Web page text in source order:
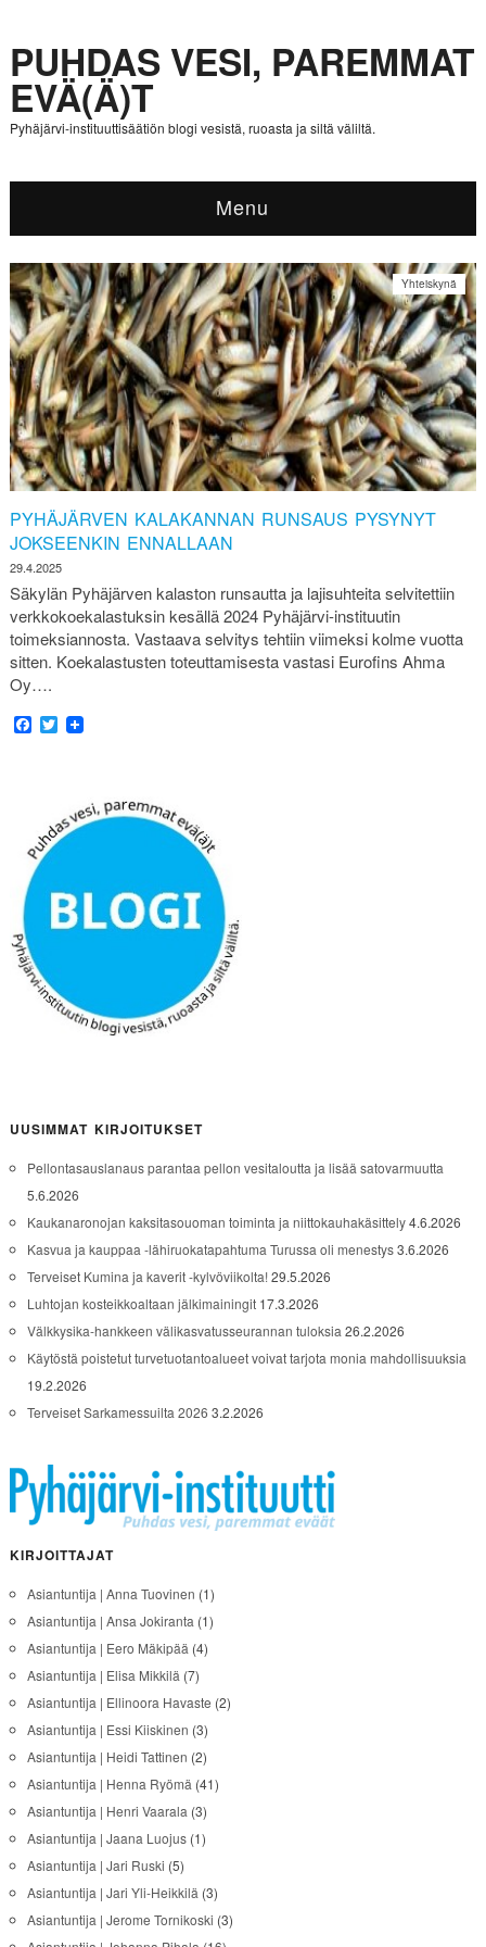
PUHDAS VESI, PAREMMAT
EVÄ(Ä)T
Pyhäjärvi-instituuttisäätiön blogi vesistä, ruoasta ja siltä väliltä.
Menu
PYHÄJÄRVEN KALAKANNAN RUNSAUS PYSYNYT
JOKSEENKIN ENNALLAAN
29.4.2025
Yhteiskynä
Säkylän Pyhäjärven kalaston runsautta ja lajisuhteita selvitettiin
verkkokoekalastuksin kesällä 2024 Pyhäjärvi-instituutin
toimeksiannosta. Vastaava selvitys tehtiin viimeksi kolme vuotta
sitten. Koekalastusten toteuttamisesta vastasi Eurofins Ahma
Oy….
Facebook
Twitter
UUSIMMAT KIRJOITUKSET
Pellontasauslanaus parantaa pellon vesitaloutta ja lisää satovarmuutta
5.6.2026
Kaukanaronojan kaksitasouoman toiminta ja niittokauhakäsittely4.6.2026
Kasvua ja kauppaa -lähiruokatapahtuma Turussa oli menestys3.6.2026
Terveiset Kumina ja kaverit -kylvöviikolta!29.5.2026
Luhtojan kosteikkoaltaan jälkimainingit 17.3.2026
Välkkysika-hankkeen välikasvatusseurannan tuloksia 26.2.2026
Käytöstä poistetut turvetuotantoalueet voivat tarjota monia mahdollisuuksia
19.2.2026
Terveiset Sarkamessuilta 2026 3.2.2026
KIRJOITTAJAT
Asiantuntija | Anna Tuovinen (1)
Asiantuntija | Ansa Jokiranta (1)
Asiantuntija | Eero Mäkipää (4)
Asiantuntija | Elisa Mikkilä (7)
Asiantuntija | Ellinoora Havaste (2)
Asiantuntija | Essi Kiiskinen (3)
Asiantuntija | Heidi Tattinen (2)
Asiantuntija | Henna Ryömä (41)
Asiantuntija | Henri Vaarala (3)
Asiantuntija | Jaana Luojus(1)
Asiantuntija | Jari Ruski (5)
Asiantuntija | Jari Yli-Heikkilä (3)
Asiantuntija | Jerome Tornikoski (3)